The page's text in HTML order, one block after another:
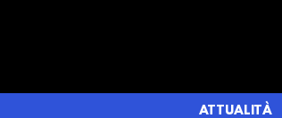
ATTUALITÀ